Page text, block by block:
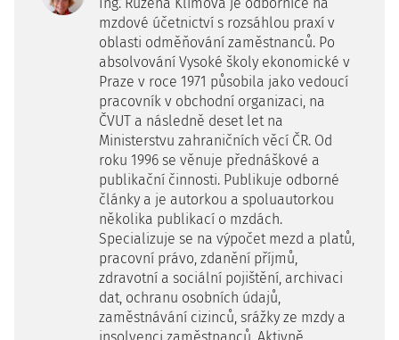
mzdové účetnictví s rozsáhlou praxí v
oblasti odměňování zaměstnanců. Po
absolvování Vysoké školy ekonomické v
Praze v roce 1971 působila jako vedoucí
pracovník v obchodní organizaci, na
ČVUT a následně deset let na
Ministerstvu zahraničních věcí ČR. Od
roku 1996 se věnuje přednáškové a
publikační činnosti. Publikuje odborné
články a je autorkou a spoluautorkou
několika publikací o mzdách.
Specializuje se na výpočet mezd a platů,
pracovní právo, zdanění příjmů,
zdravotní a sociální pojištění, archivaci
dat, ochranu osobních údajů,
zaměstnávání cizinců, srážky ze mzdy a